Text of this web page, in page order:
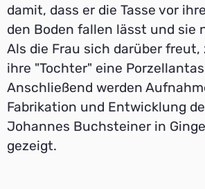
damit, dass er die Tasse vor
den Boden fallen lässt und sie
Als die Frau sich darüber
ihre "Tochter" eine
Anschließend werden
Fabrikation und Entwicklung
Johannes Buchsteiner in
gezeigt.